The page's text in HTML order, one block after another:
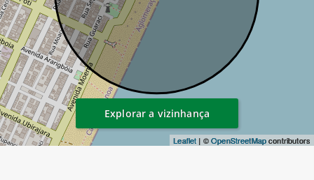
Leaflet | ©OpenStreetMapcontributors
Explorar a vizinhança